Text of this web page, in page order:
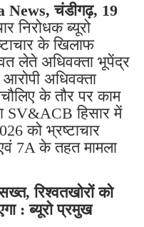
चंडीगढ़, 19
निरोधक ब्यूरो
के खिलाफ
लेते अधिवक्ता भूपेंद्र
अधिवक्ता
के तौर पर काम
SV&ACB हिसार में
को भ्रष्टाचार
7A के तहत मामला
रिश्वतखोरों को
: ब्यूरो प्रमुख